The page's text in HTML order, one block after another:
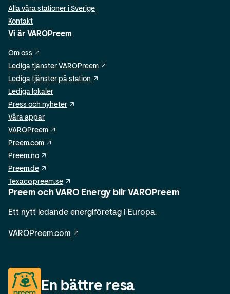
Alla våra stationer i Sverige
Kontakt
Vi är VAROPreem
Om oss
Lediga tjänster VAROPreem
Lediga tjänster på station
Lediga lokaler
Press och nyheter
Våra appar
VAROPreem
Preem.com
Preem.no
Preem.de
Texaco.preem.se
Preem och VARO Energy blir VAROPreem
Ett nytt ledande energiföretag i Europa.
VAROPreem.com
En bättre resa